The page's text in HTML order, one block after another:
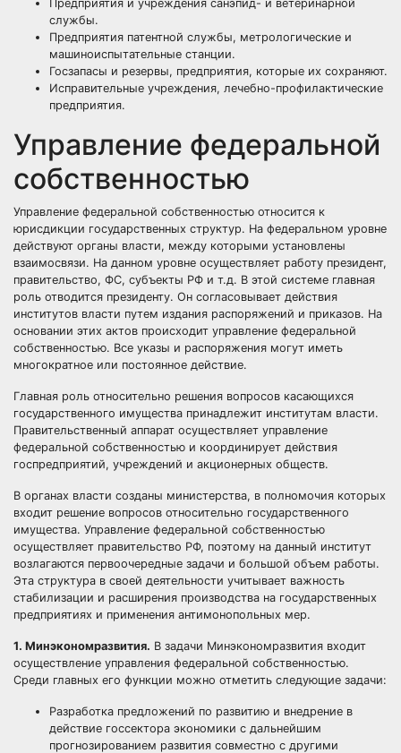
Предприятия и учреждения санэпид- и ветеринарной
службы.
Предприятия патентной службы, метрологические и
машиноиспытательные станции.
Госзапасы и резервы, предприятия, которые их сохраняют.
Исправительные учреждения, лечебно-профилактические
предприятия.
Управление федеральной
собственностью
Управление федеральной собственностью относится к
юрисдикции государственных структур. На федеральном уровне
действуют органы власти, между которыми установлены
взаимосвязи. На данном уровне осуществляет работу президент,
правительство, ФС, субъекты РФ и т.д. В этой системе главная
роль отводится президенту. Он согласовывает действия
институтов власти путем издания распоряжений и приказов. На
основании этих актов происходит управление федеральной
собственностью. Все указы и распоряжения могут иметь
многократное или постоянное действие.
Главная роль относительно решения вопросов касающихся
государственного имущества принадлежит институтам власти.
Правительственный аппарат осуществляет управление
федеральной собственностью и координирует действия
госпредприятий, учреждений и акционерных обществ.
В органах власти созданы министерства, в полномочия которых
входит решение вопросов относительно государственного
имущества. Управление федеральной собственностью
осуществляет правительство РФ, поэтому на данный институт
возлагаются первоочередные задачи и большой объем работы.
Эта структура в своей деятельности учитывает важность
стабилизации и расширения производства на государственных
предприятиях и применения антимонопольных мер.
1. Минэкономразвития. В задачи Минэкономразвития входит
осуществление управления федеральной собственностью.
Среди главных его функции можно отметить следующие задачи:
Разработка предложений по развитию и внедрение в
действие госсектора экономики с дальнейшим
прогнозированием развития совместно с другими